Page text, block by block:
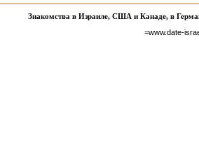
Знакомства в Израиле, США и Канаде, в
=www.date-